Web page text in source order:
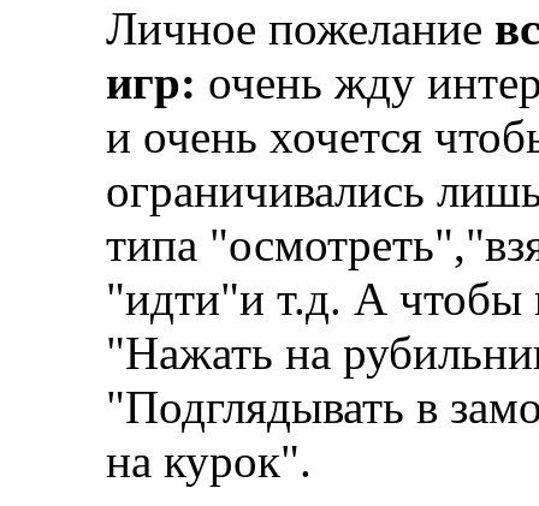
Личное пожелание
игр: очень жду
и очень хочется
ограничивались
типа
"идти"и т.д. А
"Нажать на
"Подглядывать в
на курок".